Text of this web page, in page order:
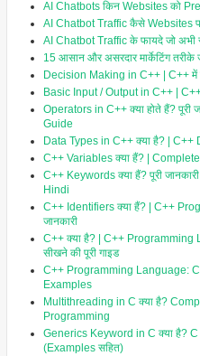
AI Chatbots किन Websites को
AI Chatbot Traffic कैसे Websites
AI Chatbot Traffic के फायदे जो अभी
15 आसान और असरदार मार्केटिंग
Decision Making in C++ | C++ में
Basic Input / Output in C++ |
Operators in C++ क्या होते हैं? पूरी
Guide
Data Types in C++ क्या है? |
C++ Variables क्या हैं? |
C++ Keywords क्या हैं? पूरी
Hindi
C++ Identifiers क्या हैं? | C++
जानकारी
C++ क्या है? | C++ Programming
सीखने की पूरी गाइड
C++ Programming Language:
Examples
Multithreading in C क्या है?
Programming
Generics Keyword in C क्या है?
(Examples सहित)